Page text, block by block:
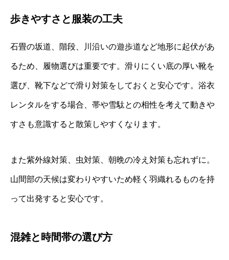
歩きやすさと服装の工夫
石畳の坂道、階段、川沿いの遊歩道など地形に起伏があ
るため、履物選びは重要です。滑りにくい底の厚い靴を
選び、靴下などで滑り対策をしておくと安心です。浴衣
レンタルをする場合、帯や雪駄との相性を考えて動きや
すさも意識すると散策しやすくなります。
また紫外線対策、虫対策、朝晩の冷え対策も忘れずに。
山間部の天候は変わりやすいため軽く羽織れるものを持
って出発すると安心です。
混雑と時間帯の選び方